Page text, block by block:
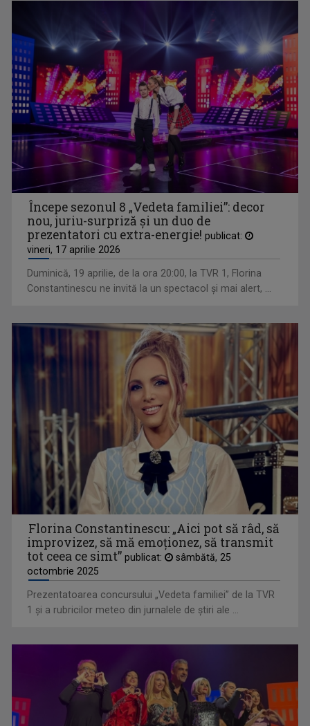
WEEKEND MATINAL
Weekend Matinal este emisiunea care crede că ...
ORA REGELUI
O cronică a trecutului și a destinului unei ...
OPRE ROMA
Emisiunea este precum o fereastră deschisă ...
GARANTAT 100%
„Salutare, salutare la toată lumea!”, spune, ...
Începe sezonul 8 „Vedeta familiei”: decor
nou, juriu-surpriză și un duo de
prezentatori cu extra-energie! publicat:
vineri, 17 aprilie 2026
Duminică, 19 aprilie, de la ora 20:00, la TVR 1, Florina
Constantinescu ne invită la un spectacol şi mai alert, ...
Florina Constantinescu: „Aici pot să râd, să
improvizez, să mă emoționez, să transmit
tot ceea ce simt” publicat:
sâmbătă, 25
octombrie 2025
Prezentatoarea concursului „Vedeta familiei” de la TVR
1 şi a rubricilor meteo din jurnalele de ştiri ale ...